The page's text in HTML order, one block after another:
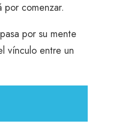
comenzar.
por su mente
vínculo entre un